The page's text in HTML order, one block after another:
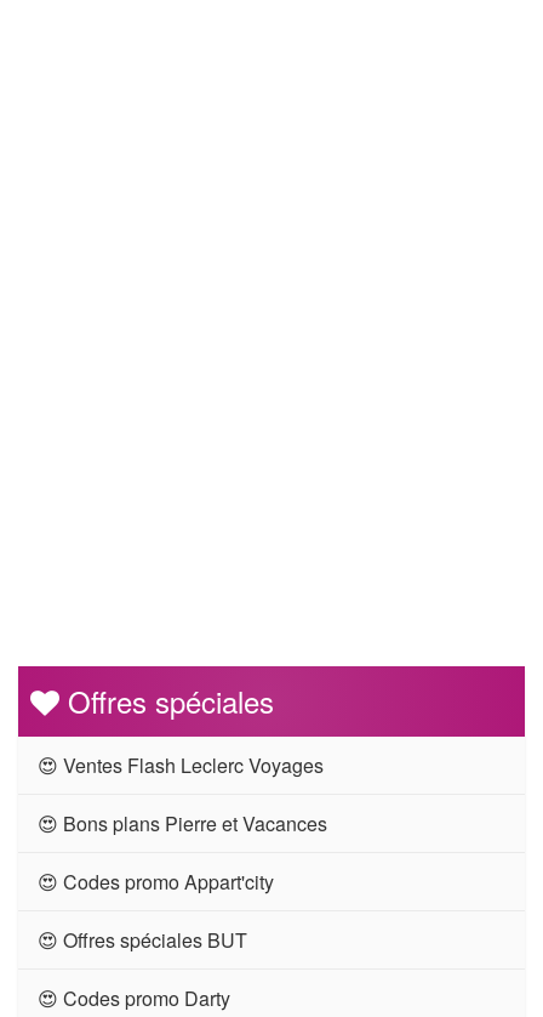
Offres spéciales
😍 Ventes Flash Leclerc Voyages
😍 Bons plans Pierre et Vacances
😍 Codes promo Appart'city
😍 Offres spéciales BUT
😍 Codes promo Darty